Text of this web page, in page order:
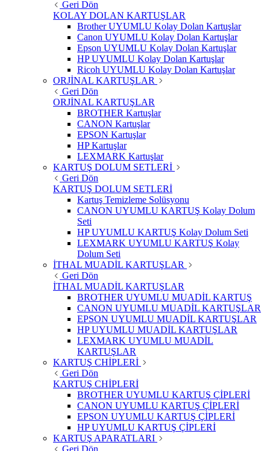
Geri Dön
KOLAY DOLAN KARTUŞLAR
Brother UYUMLU Kolay Dolan Kartuşlar
Canon UYUMLU Kolay Dolan Kartuşlar
Epson UYUMLU Kolay Dolan Kartuşlar
HP UYUMLU Kolay Dolan Kartuşlar
Ricoh UYUMLU Kolay Dolan Kartuşlar
ORJİNAL KARTUŞLAR
Geri Dön
ORJİNAL KARTUŞLAR
BROTHER Kartuşlar
CANON Kartuşlar
EPSON Kartuşlar
HP Kartuşlar
LEXMARK Kartuşlar
KARTUŞ DOLUM SETLERİ
Geri Dön
KARTUŞ DOLUM SETLERİ
Kartuş Temizleme Solüsyonu
CANON UYUMLU KARTUŞ Kolay Dolum
Seti
HP UYUMLU KARTUŞ Kolay Dolum Seti
LEXMARK UYUMLU KARTUŞ Kolay
Dolum Seti
İTHAL MUADİL KARTUŞLAR
Geri Dön
İTHAL MUADİL KARTUŞLAR
BROTHER UYUMLU MUADİL KARTUŞ
CANON UYUMLU MUADİL KARTUŞLAR
EPSON UYUMLU MUADİL KARTUŞLAR
HP UYUMLU MUADİL KARTUŞLAR
LEXMARK UYUMLU MUADİL
KARTUŞLAR
KARTUŞ CHİPLERİ
Geri Dön
KARTUŞ CHİPLERİ
BROTHER UYUMLU KARTUŞ ÇİPLERİ
CANON UYUMLU KARTUŞ ÇİPLERİ
EPSON UYUMLU KARTUŞ ÇİPLERİ
HP UYUMLU KARTUŞ ÇİPLERİ
KARTUŞ APARATLARI
Geri Dön